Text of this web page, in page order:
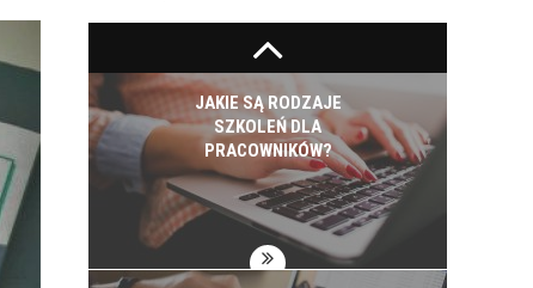
JAKIE SĄ RODZAJE
SZKOLEŃ DLA
PRACOWNIKÓW?